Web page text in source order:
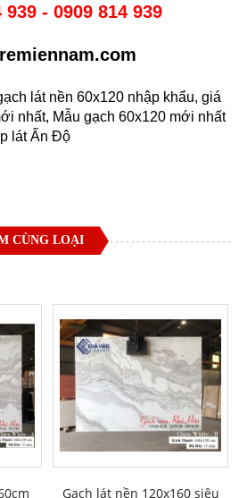
939 - 0909 814 939
lát nền 60x120 nhập khẩu, giá
nhất, Mẫu gạch 60x120 mới nhất
lát Ấn Độ
CÙNG LOẠI
Gạch lát nền 120x160 siêu